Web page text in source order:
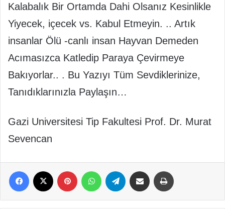
Kalabalık Bir Ortamda Dahi Olsanız Kesinlikle
Yiyecek, içecek vs. Kabul Etmeyin. .. Artık
insanlar Ölü -canlı insan Hayvan Demeden
Acımasızca Katledip Paraya Çevirmeye
Bakıyorlar.. . Bu Yazıyı Tüm Sevdiklerinize,
Tanıdıklarınızla Paylaşın…
Gazi Universitesi Tip Fakultesi Prof. Dr. Murat
Sevencan
Facebook Pinterest WhatsApp Telegram E-Posta ile paylaş